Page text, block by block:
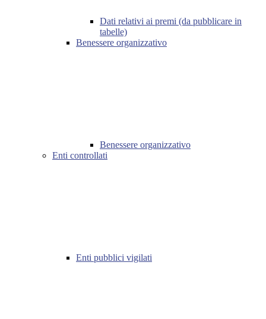
Dati relativi ai premi (da pubblicare in
tabelle)
Benessere organizzativo
Benessere organizzativo
Enti controllati
Enti pubblici vigilati